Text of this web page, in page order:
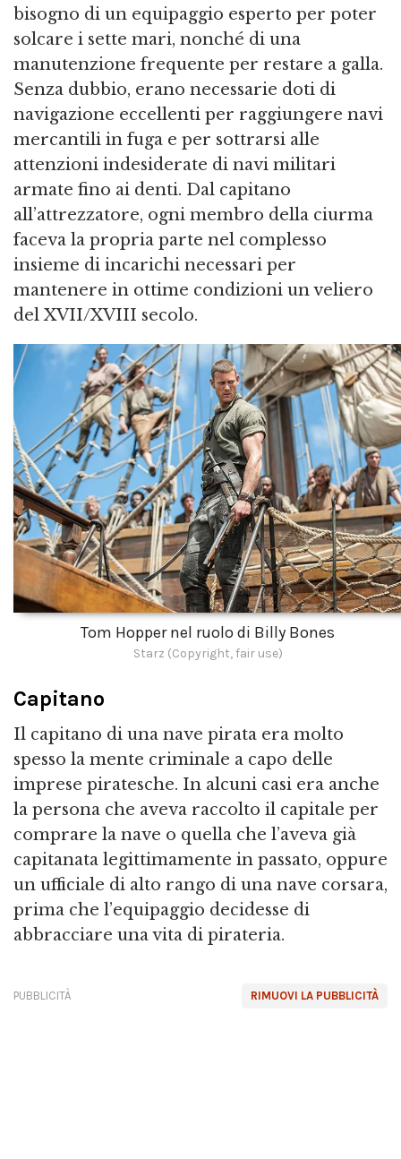
bisogno di un equipaggio esperto per poter
solcare i sette mari, nonché di una
manutenzione frequente per restare a galla.
Senza dubbio, erano necessarie doti di
navigazione eccellenti per raggiungere navi
mercantili in fuga e per sottrarsi alle
attenzioni indesiderate di navi militari
armate fino ai denti. Dal capitano
all’attrezzatore, ogni membro della ciurma
faceva la propria parte nel complesso
insieme di incarichi necessari per
mantenere in ottime condizioni un veliero
del XVII/XVIII secolo.
Tom Hopper nel ruolo di Billy Bones
Starz (Copyright, fair use)
Capitano
Il capitano di una nave pirata era molto
spesso la mente criminale a capo delle
imprese piratesche. In alcuni casi era anche
la persona che aveva raccolto il capitale per
comprare la nave o quella che l’aveva già
capitanata legittimamente in passato, oppure
un ufficiale di alto rango di una nave corsara,
prima che l’equipaggio decidesse di
abbracciare una vita di pirateria.
RIMUOVI LA PUBBLICITÀ
PUBBLICITÀ